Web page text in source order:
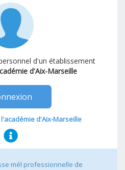
d'un établissement
d'Aix-Marseille
d'Aix-Marseille
mél professionnelle de